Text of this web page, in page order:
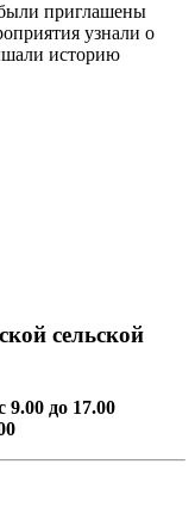
приглашены
узнали о
историю
сельской
9.00 до 17.00